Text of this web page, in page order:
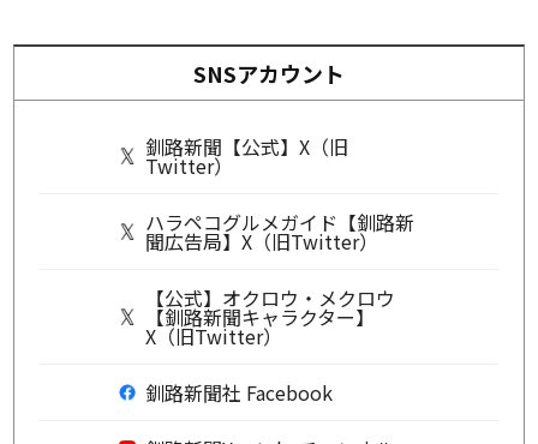
SNSアカウント
釧路新聞【公式】X（旧
Twitter）
ハラペコグルメガイド【釧路新
聞広告局】X（旧Twitter）
【公式】オクロウ・メクロウ
【釧路新聞キャラクター】
X（旧Twitter）
釧路新聞社 Facebook